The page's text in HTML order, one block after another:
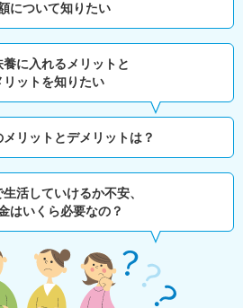
について知りたい
に入れるメリットと
リットを知りたい
リットとデメリットは？
活していけるか不安、
はいくら必要なの？